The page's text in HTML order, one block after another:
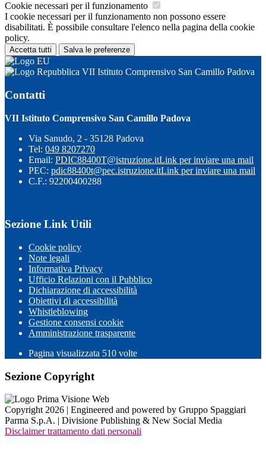
Cookie necessari per il funzionamento
I cookie necessari per il funzionamento non possono essere
disabilitati. È possibile consultare l'elenco nella pagina della cookie
policy.
Accetta tutti Salva le preferenze
VII Istituto Comprensivo San Camillo Padova
Contatti
VII Istituto Comprensivo San Camillo Padova
Via Sanudo, 2 - 35128 Padova
Tel: 049 8207270
Email: PDIC88400T@istruzione.itLink per inviare una mail
PEC: pdic88400t@pec.istruzione.itLink per inviare una mail
C.F.: 92200400288
Sezione Link Utili
Cookie policy
Note legali
Informativa Privacy
Ufficio Relazioni con il Pubblico
Dichiarazione di accessibilità
Obiettivi di accessibilità
Whistleblowing
Gestione consensi cookie
Amministrazione trasparente
Pagina visualizzata 510 volte
Sezione Copyright
Copyright 2026 | Engineered and powered by Gruppo Spaggiari
Parma S.p.A. | Divisione Publishing & New Social Media
Disclaimer trattamento dati personali